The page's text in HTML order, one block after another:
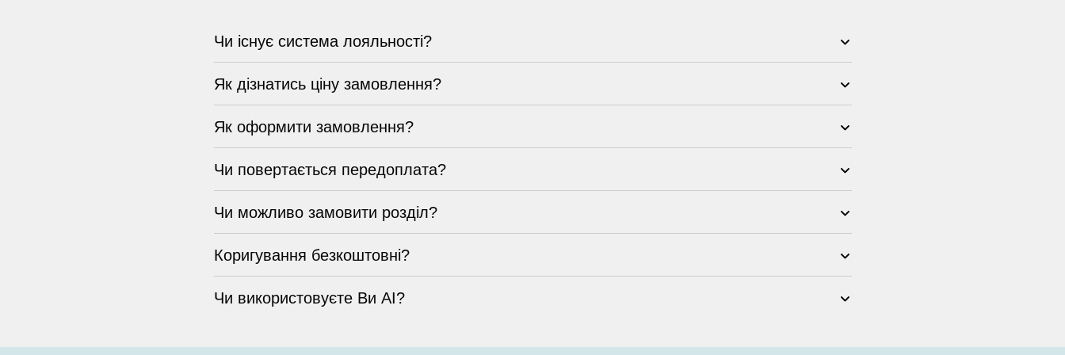
Чи існує система лояльності?
Як дізнатись ціну замовлення?
Як оформити замовлення?
Чи повертається передоплата?
Чи можливо замовити розділ?
Коригування безкоштовні?
Чи використовуєте Ви AI?